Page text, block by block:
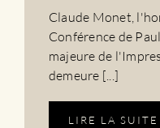
Claude Monet,
Conférence de
majeure de
demeure [...]
LIRE LA SUITE